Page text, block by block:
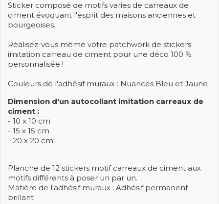
Sticker composé de motifs varies de carreaux de
ciment évoquant l'esprit des maisons anciennes et
bourgeoises.
Réalisez-vous même votre patchwork de stickers
imitation carreau de ciment pour une déco 100 %
personnalisée !
Couleurs de l'adhésif muraux : Nuances Bleu et Jaune
Dimension d'un autocollant imitation carreaux de
ciment :
- 10 x 10 cm
- 15 x 15 cm
- 20 x 20 cm
Planche de 12 stickers motif carreaux de ciment aux
motifs différents à poser un par un.
Matière de l'adhésif muraux : Adhésif permanent
brillant